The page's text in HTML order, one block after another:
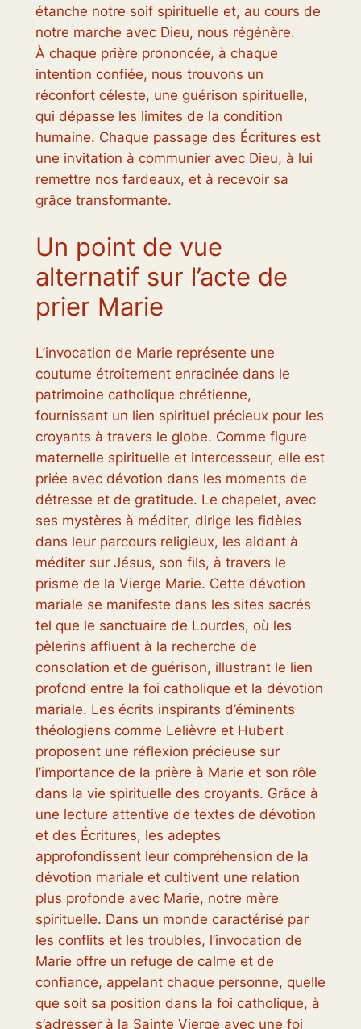
étanche notre soif spirituelle et, au cours de
notre marche avec Dieu, nous régénère.
À chaque prière prononcée, à chaque
intention confiée, nous trouvons un
réconfort céleste, une guérison spirituelle,
qui dépasse les limites de la condition
humaine. Chaque passage des Écritures est
une invitation à communier avec Dieu, à lui
remettre nos fardeaux, et à recevoir sa
grâce transformante.
Un point de vue
alternatif sur l’acte de
prier Marie
L’invocation de Marie représente une
coutume étroitement enracinée dans le
patrimoine catholique chrétienne,
fournissant un lien spirituel précieux pour les
croyants à travers le globe. Comme figure
maternelle spirituelle et intercesseur, elle est
priée avec dévotion dans les moments de
détresse et de gratitude. Le chapelet, avec
ses mystères à méditer, dirige les fidèles
dans leur parcours religieux, les aidant à
méditer sur Jésus, son fils, à travers le
prisme de la Vierge Marie. Cette dévotion
mariale se manifeste dans les sites sacrés
tel que le sanctuaire de Lourdes, où les
pèlerins affluent à la recherche de
consolation et de guérison, illustrant le lien
profond entre la foi catholique et la dévotion
mariale. Les écrits inspirants d’éminents
théologiens comme Lelièvre et Hubert
proposent une réflexion précieuse sur
l’importance de la prière à Marie et son rôle
dans la vie spirituelle des croyants. Grâce à
une lecture attentive de textes de dévotion
et des Écritures, les adeptes
approfondissent leur compréhension de la
dévotion mariale et cultivent une relation
plus profonde avec Marie, notre mère
spirituelle. Dans un monde caractérisé par
les conflits et les troubles, l’invocation de
Marie offre un refuge de calme et de
confiance, appelant chaque personne, quelle
que soit sa position dans la foi catholique, à
s’adresser à la Sainte Vierge avec une foi